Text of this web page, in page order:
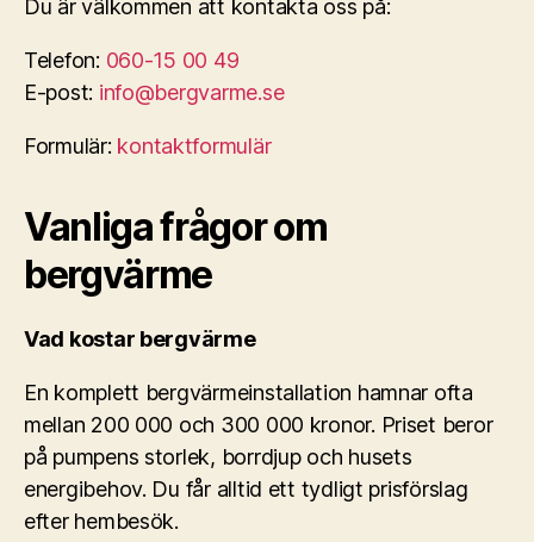
Du är välkommen att kontakta oss på:
Telefon: 060-15 00 49
E-post: info@bergvarme.se
Formulär: kontaktformulär
Vanliga frågor om
bergvärme
Vad kostar bergvärme
En komplett bergvärmeinstallation hamnar ofta
mellan 200 000 och 300 000 kronor. Priset beror
på pumpens storlek, borrdjup och husets
energibehov. Du får alltid ett tydligt prisförslag
efter hembesök.